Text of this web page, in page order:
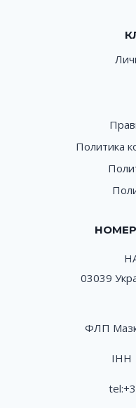
Политика
НОМЕР
03039
ФЛП
ІНН
tel: